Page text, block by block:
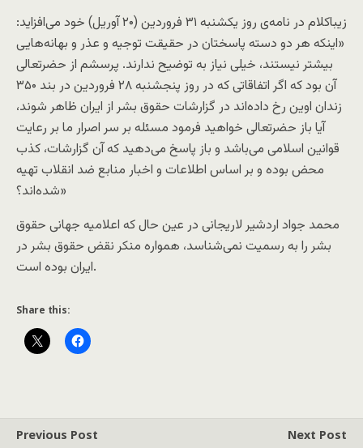
زیباکلام در نامه‌ی روز یکشنبه ۳۱ فروردین (۲۰ آوریل) خود می‌افزاید:
«اینکه هر دو دسته پاسختان در حقیقت توجیه و عذر و بهانه‌هایی
بیشتر نیستند، خیلی نیاز به توضیح ندارند. پرسشم از حضرتعالی
آن بود که اگر اتفاقاتی که در روز پنجشنبه ۲۸ فروردین در بند ۳۵۰
زندان اوین رخ داده‌اند در گزارشات حقوق بشر از ایران ظاهر شوند،
آیا باز حضرتعالی خواهید فرمود مسئله بر سر اصرار ما بر رعایت
قوانین اسلامی می‌باشد و باز پاسخ می‌دهید که آن گزارشات، کذب
محض بوده و بر اساس اطلاعات و اخبار منابع ضد انقلاب تهیه
شده‌اند؟»
محمد جواد اردشیر لاریجانی در عین حال که اعلامیه جهانی حقوق
بشر را به رسمیت نمی‌شناسد، همواره منکر نقض حقوق بشر در
ایران بوده است.
Share this:
Previous Post Next Post